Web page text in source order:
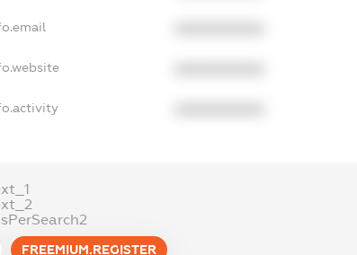
FREEMIUM.REGISTER